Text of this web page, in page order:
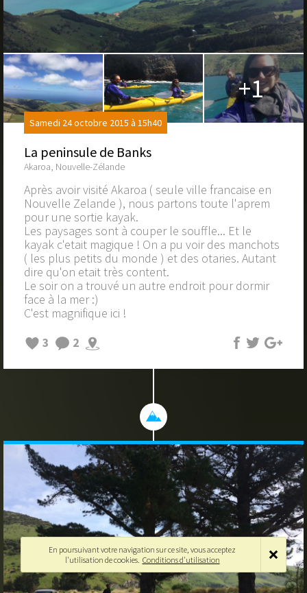
+1
Samedi 24 octobre 2015 à 15h40
La peninsule de Banks
Akaroa, Nouvelle-Zélande
Après avoir visité Akaroa ( seule ville francaise en
Nouvelle Zelande ), nous partons toute l'aprem
pour une sortie kayak.
Les paysages sont à couper le souffle... Et le
kayak c'etait magique ! On a pu voir des manchots
( les plus petits du monde ) et des otaries. Autant
dire qu'on etait très content.
Le soir on a trouvé un autre endroit pour dormir
face à la mer :)
C'est magnifique ici !
3
2
En poursuivant votre navigation sur ce site, vous acceptez
l'utilisation de cookies. Conditions d'utilisation